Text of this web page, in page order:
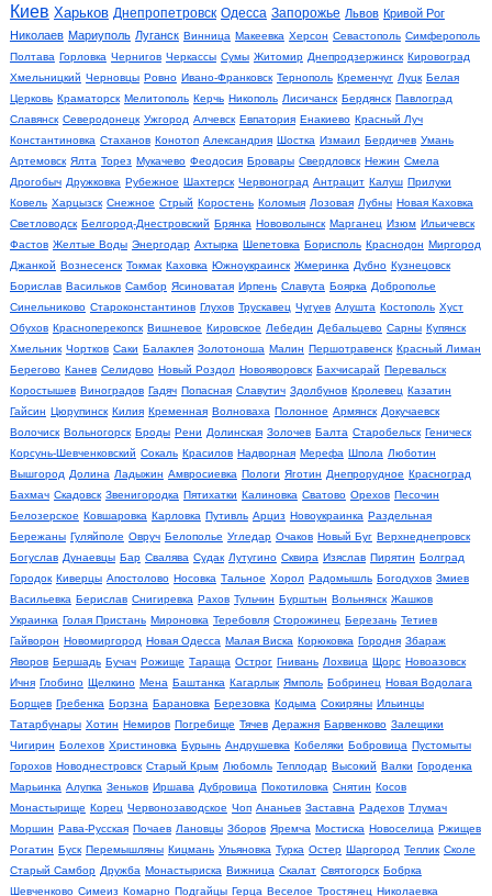
Киев Харьков Днепропетровск Одесса Запорожье Львов Кривой Рог
Николаев Мариуполь Луганск Винница Макеевка Херсон Севастополь Симферополь
Полтава Горловка Чернигов Черкассы Сумы Житомир Днепродзержинск Кировоград
Хмельницкий Черновцы Ровно Ивано-Франковск Тернополь Кременчуг Луцк Белая
Церковь Краматорск Мелитополь Керчь Никополь Лисичанск Бердянск Павлоград
Славянск Северодонецк Ужгород Алчевск Евпатория Енакиево Красный Луч
Константиновка Стаханов Конотоп Александрия Шостка Измаил Бердичев Умань
Артемовск Ялта Торез Мукачево Феодосия Бровары Свердловск Нежин Смела
Дрогобыч Дружковка Рубежное Шахтерск Червоноград Антрацит Калуш Прилуки
Ковель Харцызск Снежное Стрый Коростень Коломыя Лозовая Лубны Новая Каховка
Светловодск Белгород-Днестровский Брянка Нововолынск Марганец Изюм Ильичевск
Фастов Желтые Воды Энергодар Ахтырка Шепетовка Борисполь Краснодон Миргород
Джанкой Вознесенск Токмак Каховка Южноукраинск Жмеринка Дубно Кузнецовск
Борислав Васильков Самбор Ясиноватая Ирпень Славута Боярка Доброполье
Синельниково Староконстантинов Глухов Трускавец Чугуев Алушта Костополь Хуст
Обухов Красноперекопск Вишневое Кировское Лебедин Дебальцево Сарны Купянск
Хмельник Чортков Саки Балаклея Золотоноша Малин Першотравенск Красный Лиман
Берегово Канев Селидово Новый Роздол Новояворовск Бахчисарай Перевальск
Коростышев Виноградов Гадяч Попасная Славутич Здолбунов Кролевец Казатин
Гайсин Цюрупинск Килия Кременная Волноваха Полонное Армянск Докучаевск
Волочиск Вольногорск Броды Рени Долинская Золочев Балта Старобельск Геническ
Корсунь-Шевченковский Сокаль Красилов Надворная Мерефа Шпола Люботин
Вышгород Долина Ладыжин Амвросиевка Пологи Яготин Днепрорудное Красноград
Бахмач Скадовск Звенигородка Пятихатки Калиновка Сватово Орехов Песочин
Белозерское Ковшаровка Карловка Путивль Арциз Новоукраинка Раздельная
Бережаны Гуляйполе Овруч Белополье Угледар Очаков Новый Буг Верхнеднепровск
Богуслав Дунаевцы Бар Свалява Судак Лутугино Сквира Изяслав Пирятин Болград
Городок Киверцы Апостолово Носовка Тальное Хорол Радомышль Богодухов Змиев
Васильевка Берислав Снигиревка Рахов Тульчин Бурштын Вольнянск Жашков
Украинка Голая Пристань Мироновка Теребовля Сторожинец Березань Тетиев
Гайворон Новомиргород Новая Одесса Малая Виска Корюковка Городня Збараж
Яворов Бершадь Бучач Рожище Тараща Острог Гнивань Лохвица Щорс Новоазовск
Ичня Глобино Щелкино Мена Баштанка Кагарлык Ямполь Бобринец Новая Водолага
Борщев Гребенка Борзна Барановка Березовка Кодыма Сокиряны Ильинцы
Татарбунары Хотин Немиров Погребище Тячев Деражня Барвенково Залещики
Чигирин Болехов Христиновка Бурынь Андрушевка Кобеляки Бобровица Пустомыты
Горохов Новоднестровск Старый Крым Любомль Теплодар Высокий Валки Городенка
Марьинка Алупка Зеньков Иршава Дубровица Покотиловка Снятин Косов
Монастырище Корец Червонозаводское Чоп Ананьев Заставна Радехов Тлумач
Моршин Рава-Русская Почаев Лановцы Зборов Яремча Мостиска Новоселица Ржищев
Рогатин Буск Перемышляны Кицмань Ульяновка Турка Остер Шаргород Теплик Сколе
Старый Самбор Дружба Монастыриска Вижница Скалат Святогорск Бобрка
Шевченково Симеиз Комарно Подгайцы Герца Веселое Тростянец Николаевка